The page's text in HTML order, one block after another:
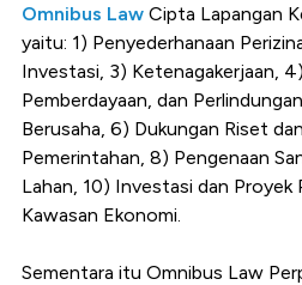
Omnibus Law Cipta Lapangan
yaitu: 1) Penyederhanaan
Investasi, 3) Ketenagakerjaan,
Pemberdayaan, dan
Berusaha, 6) Dukungan Riset
Pemerintahan, 8) Pengenaan
Lahan, 10) Investasi dan Proyek
Kawasan Ekonomi.
Sementara itu Omnibus Law